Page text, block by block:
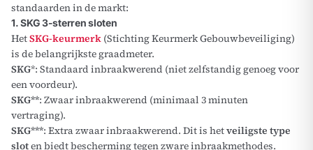
standaarden in de markt:
1. SKG 3-sterren sloten
HetSKG-keurmerk (Stichting Keurmerk Gebouwbeveiliging)
is de belangrijkste graadmeter.
SKG*: Standaard inbraakwerend (niet zelfstandig genoeg voor
een voordeur).
SKG**: Zwaar inbraakwerend (minimaal 3 minuten
vertraging).
SKG***: Extra zwaar inbraakwerend. Dit is hetveiligste type
sloten biedt bescherming tegen zware inbraakmethodes.